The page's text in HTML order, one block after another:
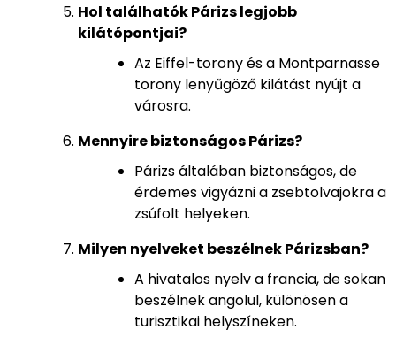
Hol találhatók Párizs legjobb
kilátópontjai?
Az Eiffel-torony és a Montparnasse
torony lenyűgöző kilátást nyújt a
városra.
Mennyire biztonságos Párizs?
Párizs általában biztonságos, de
érdemes vigyázni a zsebtolvajokra a
zsúfolt helyeken.
Milyen nyelveket beszélnek Párizsban?
A hivatalos nyelv a francia, de sokan
beszélnek angolul, különösen a
turisztikai helyszíneken.